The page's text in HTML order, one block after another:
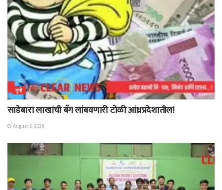
गुन्हे
साडेबारा लाखांची बॅग लांबवणारी टोळी आंध्रप्रदेशातील!
August 5, 2026